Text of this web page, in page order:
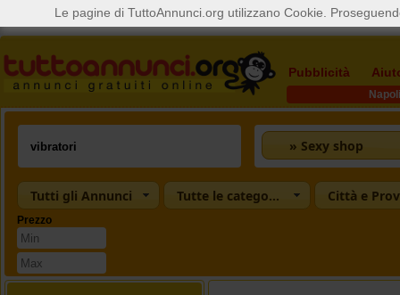
Pubblicità
Napoli
» Sexy shop
Tutti gli Annunci Tutte le categorie Città e
Prezzo
Le pagine di TuttoAnnunci.org utilizzano Cookie.